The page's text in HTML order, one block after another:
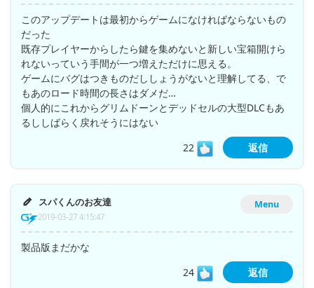
このアップデートは最初からゲームになければならないもの
だった
既存プレイヤーからしたら鍵を集めないと新しい宝箱開けら
れないっていう手間が一つ増えただけに思える。
ゲームにバグはつきものだししょうがないと理解してる、で
もあのロード時間の長さはダメだ…
個人的にこれからグリムドーンとデッドセルの大型DLCもあ
るししばらく戻れそうにはない
22
返信
Menu
スパくんのお友達
2019-03-27 4:15:47
製品版まだかな
24
返信